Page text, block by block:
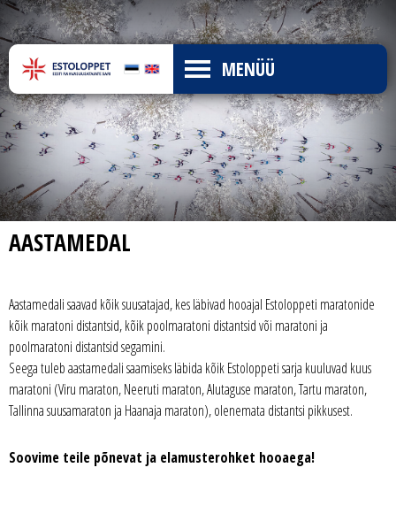
MENÜÜ
AASTAMEDAL
Aastamedali saavad kõik suusatajad, kes läbivad hooajal Estoloppeti maratonide
kõik maratoni distantsid, kõik poolmaratoni distantsid või maratoni ja
poolmaratoni distantsid segamini.
Seega tuleb aastamedali saamiseks läbida kõik Estoloppeti sarja kuuluvad kuus
maratoni (Viru maraton, Neeruti maraton, Alutaguse maraton, Tartu maraton,
Tallinna suusamaraton ja Haanaja maraton), olenemata distantsi pikkusest.
Soovime teile põnevat ja elamusterohket hooaega!